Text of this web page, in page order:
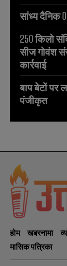
सांध्य दैनिक
250 किलो
सीज गोवंश
कार्रवाई
बाप बेटों पर
पंजीकृत
होम खबरनामा
मासिक पत्रिका